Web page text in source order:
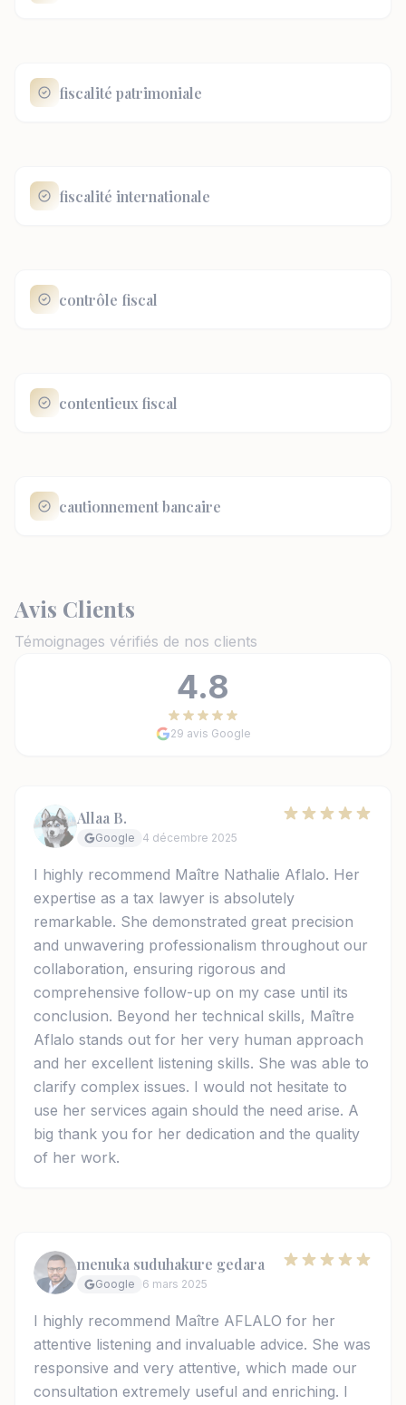
fiscalité patrimoniale
fiscalité internationale
contrôle fiscal
contentieux fiscal
cautionnement bancaire
Avis Clients
Témoignages vérifiés de nos clients
4.8
29 avis Google
Allaa B.
Google 4 décembre 2025
I highly recommend Maître Nathalie Aflalo. Her
expertise as a tax lawyer is absolutely
remarkable. She demonstrated great precision
and unwavering professionalism throughout our
collaboration, ensuring rigorous and
comprehensive follow-up on my case until its
conclusion. Beyond her technical skills, Maître
Aflalo stands out for her very human approach
and her excellent listening skills. She was able to
clarify complex issues. I would not hesitate to
use her services again should the need arise. A
big thank you for her dedication and the quality
of her work.
menuka suduhakure gedara
Google 6 mars 2025
I highly recommend Maître AFLALO for her
attentive listening and invaluable advice. She was
responsive and very attentive, which made our
consultation extremely useful and enriching. I